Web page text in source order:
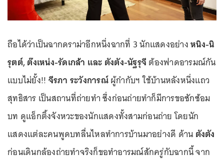
ถือได้ว่าเป็นฉากดราม่าอีกหนึ่งฉากที่ 3 นักแสดงอย่างหนิง-นิ
รุตต์, ต๊งเหน่ง-รัดเกล้า และ ตังตัง-นัฐรุจี ต้องฟาดอารมณ์กัน
แบบไม่ยั้ง!! จีรภา ระวังการณ์ผู้กำกับฯ ใช้บ้านหลังหนึ่งแถว
สุทธิสาร เป็นสถานที่ถ่ายทำ ซึ่งก่อนถ่ายทำก็มีการขอซักซ้อม
บท ดูแอ็กติ้งจังหวะของนักแสดงทั้งสามก่อนถ่าย โดยนัก
แสดงแต่ละคนพูดบทลื่นไหลทำการบ้านมาอย่างดี ด้าน ตังตัง
ก่อนเดินกล้องถ่ายทำจริงก็ขอทำอารมณ์สักครู่กับฉากนี้ จาก